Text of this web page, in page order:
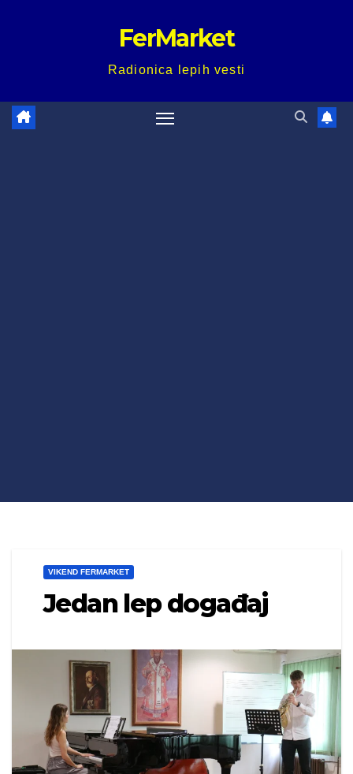
FerMarket
Radionica lepih vesti
VIKEND FERMARKET
Jedan lep događaj